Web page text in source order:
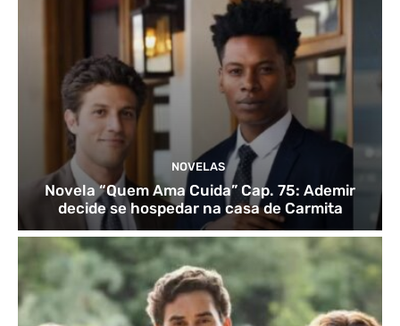
NOVELAS
Novela “Quem Ama Cuida” Cap. 75: Ademir
decide se hospedar na casa de Carmita